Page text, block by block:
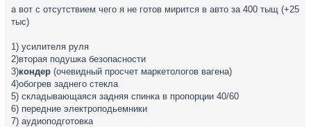
а вот с отсутствием чего я не готов мирится в авто за 400 тыщ (+25
тыс)
1) усилителя руля
2)вторая подушка безопасности
3)кондер (очевидный просчет маркетологов вагена)
4)обогрев заднего стекла
5) складывающаяся задняя спинка в пропорции 40/60
6) передние электроподьемники
7) аудиоподготовка